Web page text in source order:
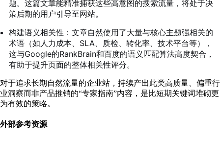
题。这篇文章能精准捕获这些高意图的搜索流量，将处于决
策后期的用户引导至网站。
构建语义相关性：文章自然使用了大量与核心主题强相关的
术语（如人力成本、SLA、质检、转化率、技术平台等），
这与Google的RankBrain和百度的语义匹配算法高度契合，
有助于提升页面的整体相关性评分。
对于追求长期自然流量的企业站，持续产出此类高质量、偏重行
业洞察而非产品推销的“专家指南”内容，是比短期关键词堆砌更
为有效的策略。
外部参考资源